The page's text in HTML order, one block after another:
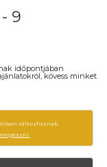
9
időpontjában
kövess minket
változhatnak,